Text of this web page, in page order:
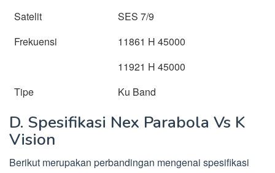
Satelit
SES 7/9
Frekuensi
11861 H 45000
11921 H 45000
Tipe
Ku Band
D. Spesifikasi Nex Parabola Vs K
Vision
Berikut merupakan perbandingan mengenai spesifikasi